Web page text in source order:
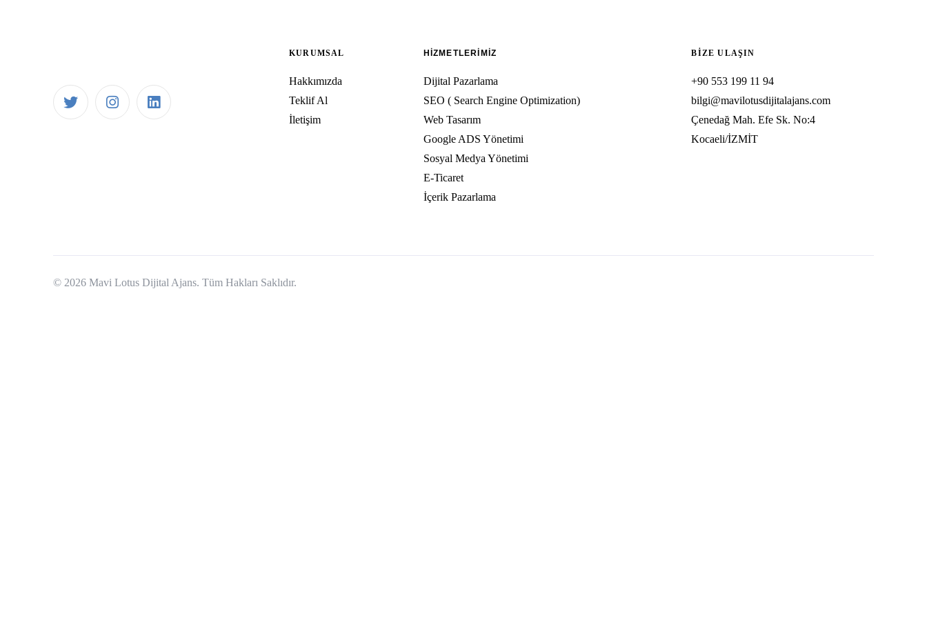
KURUMSAL
Hakkımızda
Teklif Al
İletişim
HİZMETLERİMİZ
Dijital Pazarlama
SEO ( Search Engine Optimization)
Web Tasarım
Google ADS Yönetimi
Sosyal Medya Yönetimi
E-Ticaret
İçerik Pazarlama
BIZE ULAŞIN
+90 553 199 11 94
bilgi@mavilotusdijitalajans.com
Çenedağ Mah. Efe Sk. No:4
Kocaeli/İZMİT
© 2026 Mavi Lotus Dijital Ajans. Tüm Hakları Saklıdır.